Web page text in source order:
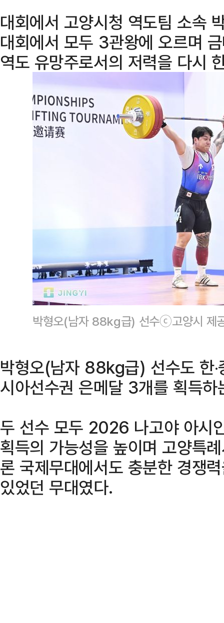
대회에서 고양시청 역도팀 소속
대회에서 모두 3관왕에 오르며
역도 유망주로서의 저력을 다시
박형오(남자 88kg급) 선수ⓒ고양시 제
박형오(남자 88kg급) 선수도 한
시아선수권 은메달 3개를 획득
두 선수 모두 2026 나고야 아시
획득의 가능성을 높이며 고양특
론 국제무대에서도 충분한 경쟁
있었던 무대였다.